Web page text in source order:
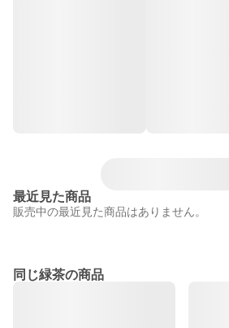
最近見た商品
販売中の最近見た商品はありません。
同じ緑茶の商品